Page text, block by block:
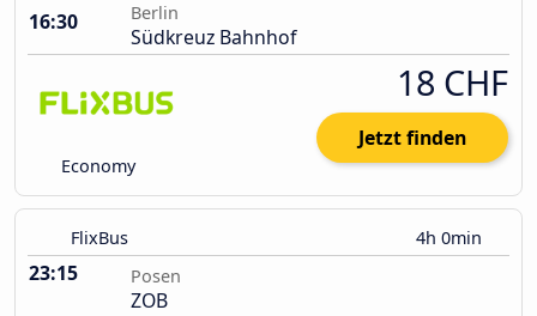
16:30
Berlin
Südkreuz Bahnhof
Economy
18 CHF
Jetzt finden
FlixBus 4h 0min
23:15 Posen
ZOB